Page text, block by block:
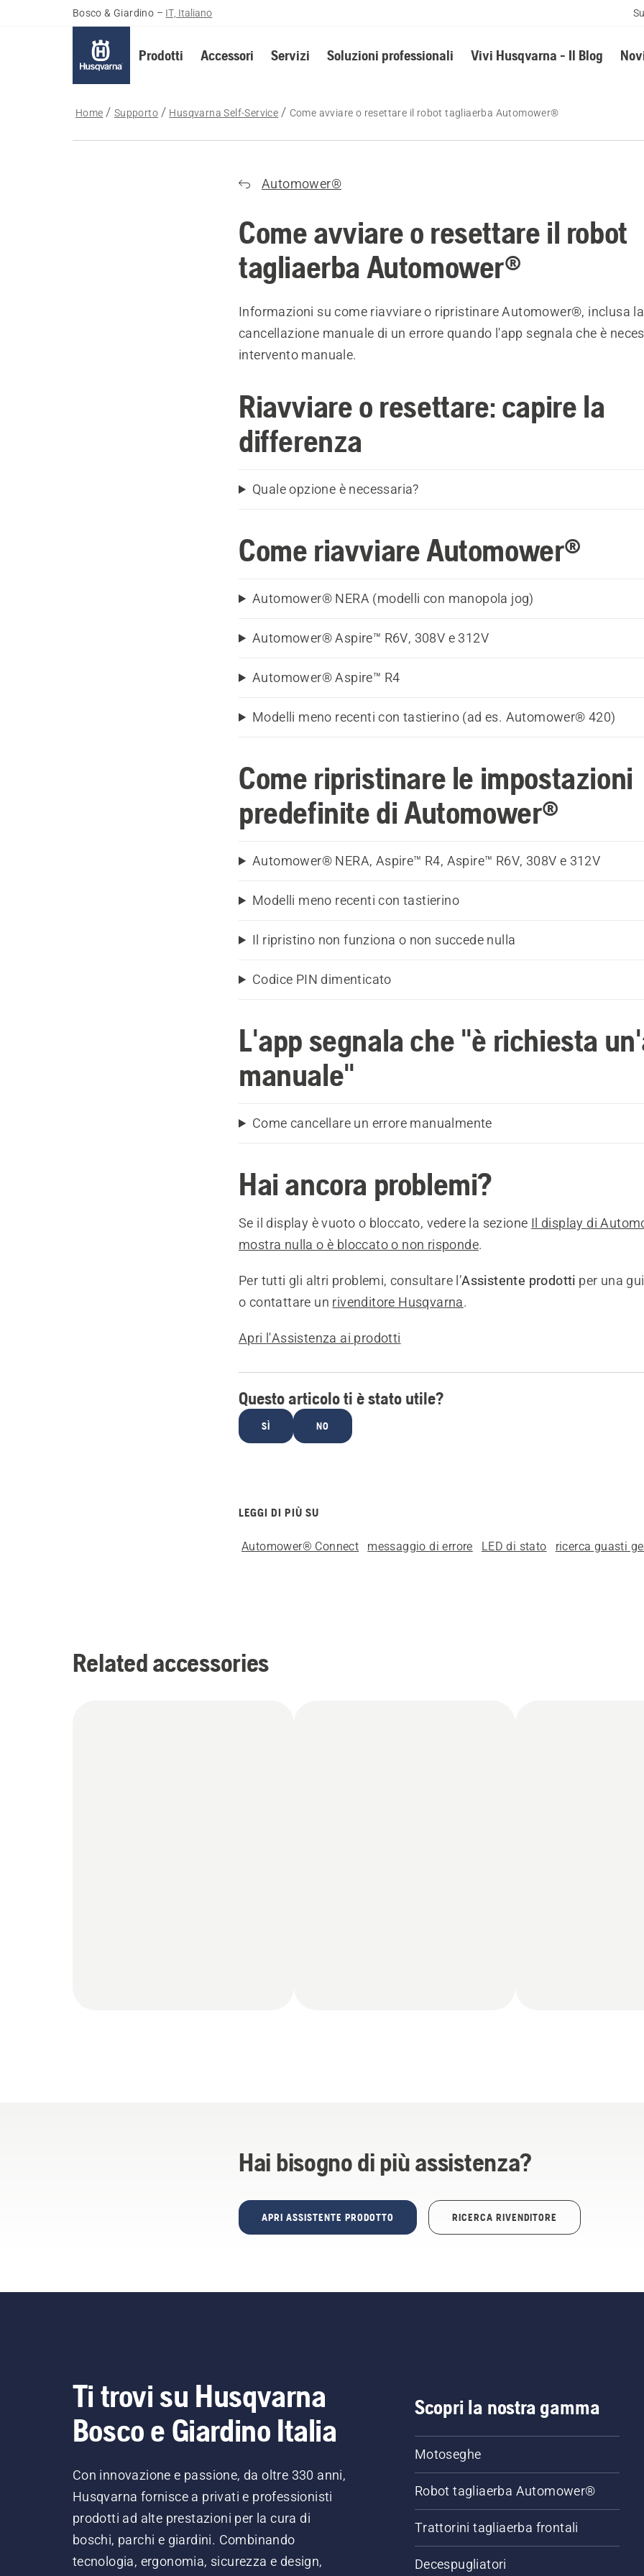
Bosco & Giardino – IT, Italiano
Prodotti Accessori Servizi Soluzioni professionali Vivi Husqvarna - Il Blog
Home Supporto Husqvarna Self-Service Come avviare o resettare il robot tagliaerba Automower®
Automower®
Come avviare o resettare il robot
tagliaerba Automower®
Informazioni su come riavviare o ripristinare Automower®, inclusa
cancellazione manuale di un errore quando l'app segnala che è
intervento manuale.
Riavviare o resettare: capire la
differenza
Quale opzione è necessaria?
Come riavviare Automower®
Automower® NERA (modelli con manopola jog)
Automower® Aspire™ R6V, 308V e 312V
Automower® Aspire™ R4
Modelli meno recenti con tastierino (ad es. Automower® 420)
Come ripristinare le impostazioni
predefinite di Automower®
Automower® NERA, Aspire™ R4, Aspire™ R6V, 308V e 312V
Modelli meno recenti con tastierino
Il ripristino non funziona o non succede nulla
Codice PIN dimenticato
L'app segnala che "è richiesta
manuale"
Come cancellare un errore manualmente
Hai ancora problemi?
Se il display è vuoto o bloccato, vedere la sezione Il display di
mostra nulla o è bloccato o non risponde.
Per tutti gli altri problemi, consultare l’Assistente prodotti per una
o contattare un rivenditore Husqvarna.
Apri l'Assistenza ai prodotti
Questo articolo ti è stato utile?
SÌ NO
LEGGI DI PIÙ SU
Automower® Connect messaggio di errore LED di stato ricerca guasti
Related accessories
Hai bisogno di più assistenza?
APRI ASSISTENTE PRODOTTO RICERCA RIVENDITORE
Ti trovi su Husqvarna
Bosco e Giardino Italia
Con innovazione e passione, da oltre 330 anni,
Husqvarna fornisce a privati e professionisti
prodotti ad alte prestazioni per la cura di
boschi, parchi e giardini. Combinando
tecnologia, ergonomia, sicurezza e design,
Scopri la nostra gamma
Motoseghe
Robot tagliaerba Automower®
Trattorini tagliaerba frontali
Decespugliatori